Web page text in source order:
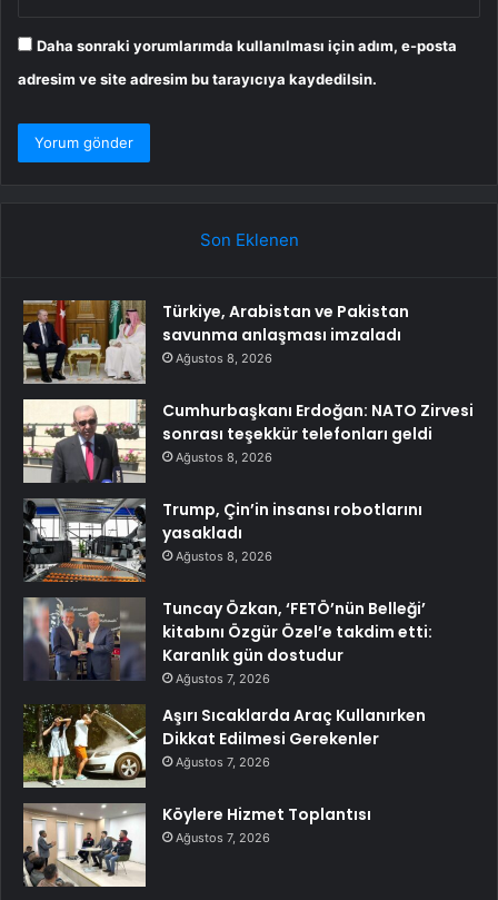
Daha sonraki yorumlarımda kullanılması için adım, e-posta
adresim ve site adresim bu tarayıcıya kaydedilsin.
Son Eklenen
Türkiye, Arabistan ve Pakistan
savunma anlaşması imzaladı
Ağustos 8, 2026
Cumhurbaşkanı Erdoğan: NATO Zirvesi
sonrası teşekkür telefonları geldi
Ağustos 8, 2026
Trump, Çin’in insansı robotlarını
yasakladı
Ağustos 8, 2026
Tuncay Özkan, ‘FETÖ’nün Belleği’
kitabını Özgür Özel’e takdim etti:
Karanlık gün dostudur
Ağustos 7, 2026
Aşırı Sıcaklarda Araç Kullanırken
Dikkat Edilmesi Gerekenler
Ağustos 7, 2026
Köylere Hizmet Toplantısı
Ağustos 7, 2026